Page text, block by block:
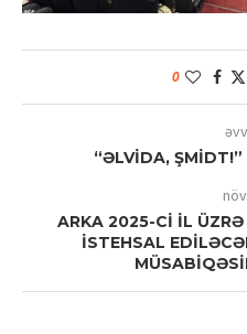
0
“ƏLVİDA, ŞMİDT!”
ARKA 2025-Cİ İL
İSTEHSAL